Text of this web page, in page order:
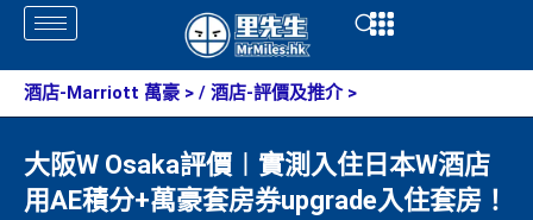
Skip
content
Open
酒店-Marriott 萬豪 > / 酒店-評價及推介>
大阪W Osaka評價︱實測入住日本W酒店
用AE積分+萬豪套房券upgrade入住套房！